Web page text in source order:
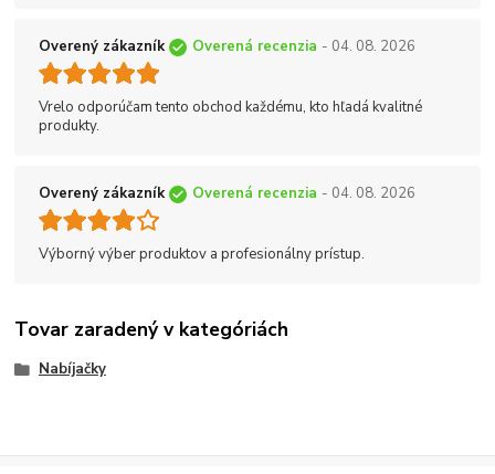
Overený zákazník Overená recenzia - 04. 08. 2026
Vrelo odporúčam tento obchod každému, kto hľadá kvalitné
produkty.
Overený zákazník Overená recenzia - 04. 08. 2026
Výborný výber produktov a profesionálny prístup.
Tovar zaradený v kategóriách
Nabíjačky